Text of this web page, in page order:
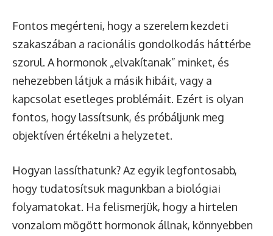
Fontos megérteni, hogy a szerelem kezdeti
szakaszában a racionális gondolkodás háttérbe
szorul. A hormonok „elvakítanak” minket, és
nehezebben látjuk a másik hibáit, vagy a
kapcsolat esetleges problémáit. Ezért is olyan
fontos, hogy lassítsunk, és próbáljunk meg
objektíven értékelni a helyzetet.
Hogyan lassíthatunk? Az egyik legfontosabb,
hogy tudatosítsuk magunkban a biológiai
folyamatokat. Ha felismerjük, hogy a hirtelen
vonzalom mögött hormonok állnak, könnyebben